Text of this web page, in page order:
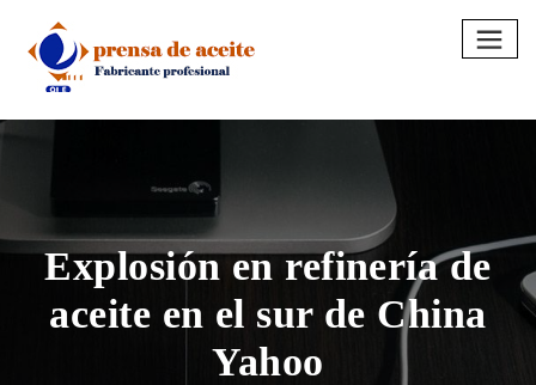
content
Explosión en refinería de
aceite en el sur de China
Yahoo